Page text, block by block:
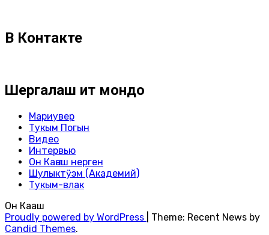
В Контакте
Шергалаш ит мондо
Мариувер
Тукым Погын
Видео
Интервью
Он Каҥаш нерген
Шулыктӱэм (Академий)
Тукым-влак
Он Каҥаш
Proudly powered by WordPress
Theme: Recent News by
Candid Themes.